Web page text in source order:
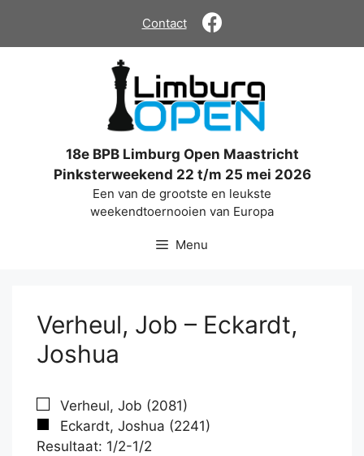
de
Contact
18e BPB Limburg Open Maastricht
Pinksterweekend 22 t/m 25 mei 2026
Een van de grootste en leukste
weekendtoernooien van Europa
Menu
Verheul, Job – Eckardt,
Joshua
Verheul, Job (2081)
Eckardt, Joshua (2241)
Resultaat: 1/2-1/2